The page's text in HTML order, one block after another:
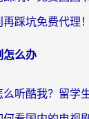
怎么办